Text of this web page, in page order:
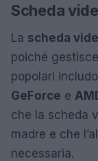
Scheda
La scheda
poiché
popolari
GeForce e
che la scheda
madre e che
necessaria.